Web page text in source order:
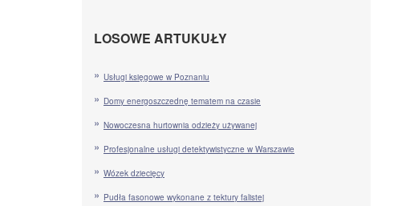
LOSOWE ARTUKUŁY
Usługi księgowe w Poznaniu
Domy energoszczednę tematem na czasie
Nowoczesna hurtownia odzieży używanej
Profesjonalne usługi detektywistyczne w Warszawie
Wózek dziecięcy
Pudła fasonowe wykonane z tektury falistej